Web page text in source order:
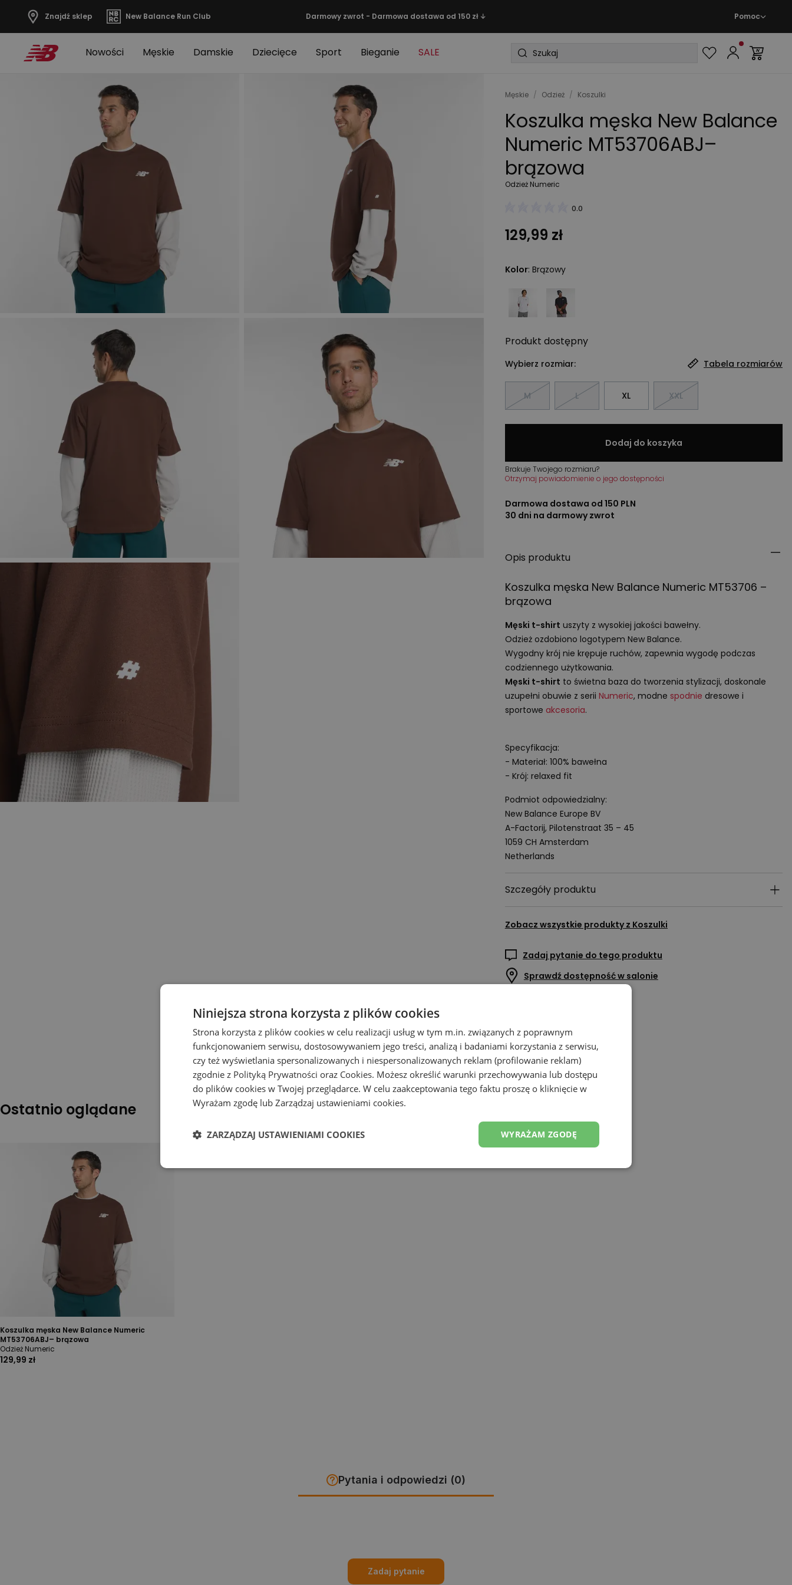
Znajdź sklep New Balance Run Club Darmowy zwrot - Darmowa dostawa od 150 zł ↓ Pomoc
Nowości Męskie Damskie Dziecięce Sport Bieganie SALE
Męskie / Odzież / Koszulki
Koszulka męska New Balance
Numeric MT53706ABJ–
brązowa
Odzież Numeric
0.0
129,99 zł
Kolor: Brązowy
Produkt dostępny
Wybierz rozmiar: Tabela rozmiarów
M L XL XXL
Dodaj do koszyka
Brakuje Twojego rozmiaru?
Otrzymaj powiadomienie o jego dostępności
Darmowa dostawa od 150 PLN
30 dni na darmowy zwrot
Opis produktu
Koszulka męska New Balance Numeric MT53706 –
brązowa
Męski t-shirt uszyty z wysokiej jakości bawełny.
Odzież ozdobiono logotypem New Balance.
Wygodny krój nie krępuje ruchów, zapewnia wygodę podczas
codziennego użytkowania.
Męski t-shirt to świetna baza do tworzenia stylizacji, doskonale
uzupełni obuwie z serii Numeric, modne spodnie dresowe i
sportowe akcesoria.
Specyfikacja:
- Materiał: 100% bawełna
- Krój: relaxed fit
Podmiot odpowiedzialny:
New Balance Europe BV
A-Factorij, Pilotenstraat 35 – 45
1059 CH Amsterdam
Netherlands
Szczegóły produktu
Zobacz wszystkie produkty z Koszulki
Zadaj pytanie do tego produktu
Sprawdź dostępność w salonie
Ostatnio oglądane
Koszulka męska New Balance Numeric
MT53706ABJ– brązowa
Odzież Numeric
129,99 zł
Pytania i odpowiedzi (0)
Zadaj pytanie
Niniejsza strona korzysta z plików cookies
Strona korzysta z plików cookies w celu realizacji usług w tym m.in. związanych z poprawnym
funkcjonowaniem serwisu, dostosowywaniem jego treści, analizą i badaniami korzystania z serwisu,
czy też wyświetlania spersonalizowanych i niespersonalizowanych reklam (profilowanie reklam)
zgodnie z Polityką Prywatności oraz Cookies. Możesz określić warunki przechowywania lub dostępu
do plików cookies w Twojej przeglądarce. W celu zaakceptowania tego faktu proszę o kliknięcie w
Wyrażam zgodę lub Zarządzaj ustawieniami cookies.
WYRAŻAM ZGODĘ
ZARZĄDZAJ USTAWIENIAMI COOKIES